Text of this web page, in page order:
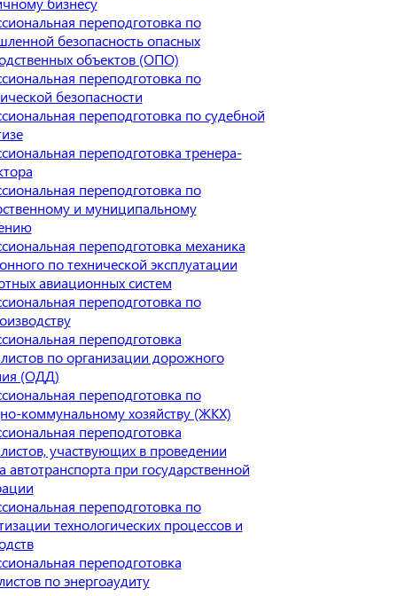
переподготовка по
безопасность опасных
объектов (ОПО)
переподготовка по
безопасности
переподготовка по судебной
переподготовка тренера-
переподготовка по
и муниципальному
переподготовка механика
по технической эксплуатации
авиационных систем
переподготовка по
переподготовка
по организации дорожного
(ОДД)
переподготовка по
коммунальному хозяйству (ЖКХ)
переподготовка
участвующих в проведении
автотранспорта при государственной
переподготовка по
технологических процессов и
переподготовка
по энергоаудиту